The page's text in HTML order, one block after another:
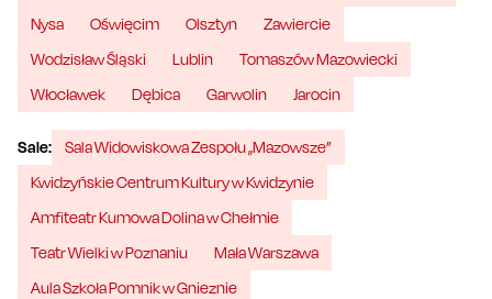
Nysa
Oświęcim Olsztyn
Zawiercie
Wodzisław Śląski
Lublin
Tomaszów Mazowiecki
Włocławek
Dębica Garwolin Jarocin
Sale:
Sala Widowiskowa Zespołu „Mazowsze”
Kwidzyńskie Centrum Kultury w Kwidzynie
Amfiteatr Kumowa Dolina w Chełmie
Teatr Wielki w Poznaniu
Mała Warszawa
Aula Szkoła Pomnik w Gnieznie